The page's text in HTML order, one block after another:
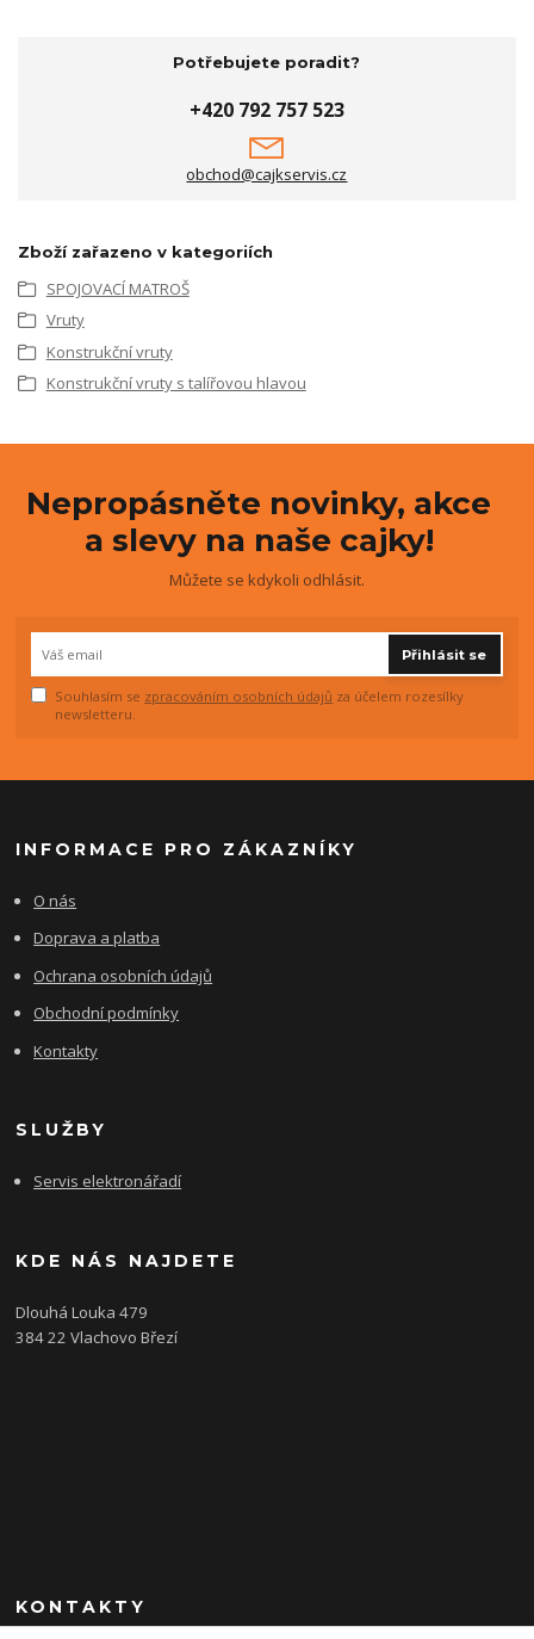
Potřebujete poradit?
+420 792 757 523
obchod@cajkservis.cz
Zboží zařazeno v kategoriích
SPOJOVACÍ MATROŠ
Vruty
Konstrukční vruty
Konstrukční vruty s talířovou hlavou
Nepropásněte novinky, akce
a slevy na naše cajky!
Můžete se kdykoli odhlásit.
Přihlásit se
Souhlasím se zpracováním osobních údajů za účelem rozesílky
newsletteru.
INFORMACE PRO ZÁKAZNÍKY
O nás
Doprava a platba
Ochrana osobních údajů
Obchodní podmínky
Kontakty
SLUŽBY
Servis elektronářadí
KDE NÁS NAJDETE
Dlouhá Louka 479
384 22 Vlachovo Březí
KONTAKTY